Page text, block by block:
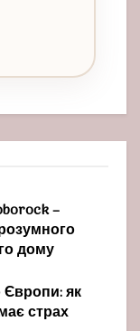
–
дому
Європи: як
страх